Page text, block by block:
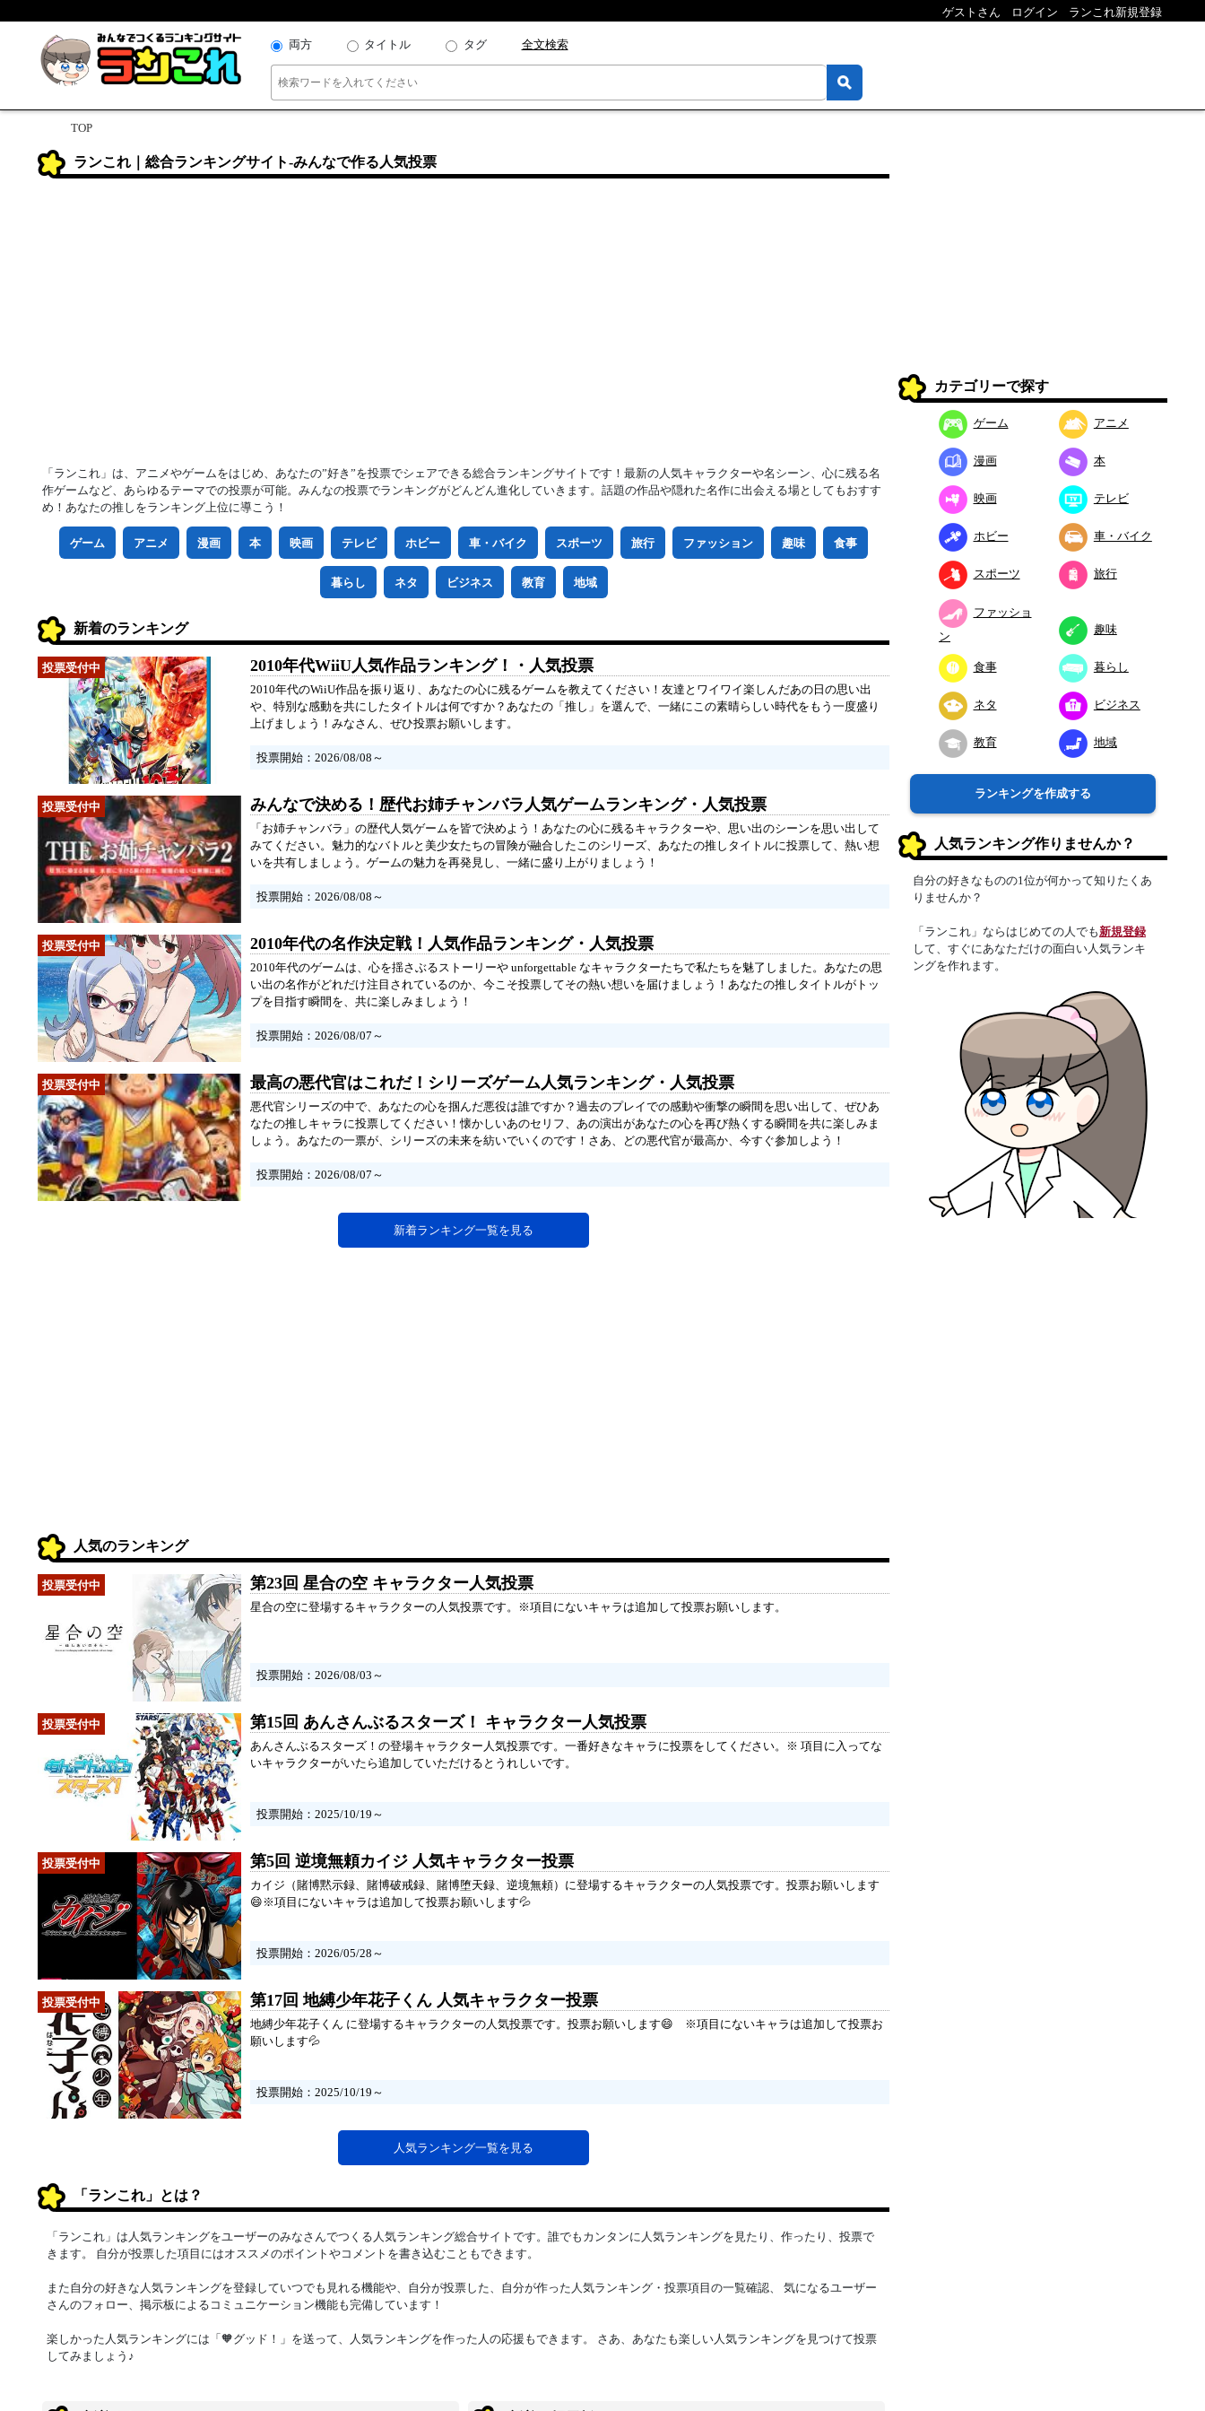
ゲストさん ログイン ランこれ新規登録
両方 タイトル タグ 全文検索
TOP
ランこれ｜総合ランキングサイト-みんなで作る人気投票
「ランこれ」は、アニメやゲームをはじめ、あなたの”好き”を投票でシェアできる総合ランキングサイトです！最新の人気キャラクターや名シーン、心に残る名
作ゲームなど、あらゆるテーマでの投票が可能。みんなの投票でランキングがどんどん進化していきます。話題の作品や隠れた名作に出会える場としてもおすす
め！あなたの推しをランキング上位に導こう！
ゲーム アニメ 漫画 本 映画 テレビ ホビー 車・バイク スポーツ 旅行 ファッション 趣味 食事
暮らし ネタ ビジネス 教育 地域
新着のランキング
2010年代WiiU人気作品ランキング！・人気投票
2010年代のWiiU作品を振り返り、あなたの心に残るゲームを教えてください！友達とワイワイ楽しんだあの日の思い出
や、特別な感動を共にしたタイトルは何ですか？あなたの「推し」を選んで、一緒にこの素晴らしい時代をもう一度盛り
上げましょう！みなさん、ぜひ投票お願いします。
投票開始：2026/08/08～
みんなで決める！歴代お姉チャンバラ人気ゲームランキング・人気投票
「お姉チャンバラ」の歴代人気ゲームを皆で決めよう！あなたの心に残るキャラクターや、思い出のシーンを思い出して
みてください。魅力的なバトルと美少女たちの冒険が融合したこのシリーズ、あなたの推しタイトルに投票して、熱い想
いを共有しましょう。ゲームの魅力を再発見し、一緒に盛り上がりましょう！
投票開始：2026/08/08～
2010年代の名作決定戦！人気作品ランキング・人気投票
2010年代のゲームは、心を揺さぶるストーリーや unforgettable なキャラクターたちで私たちを魅了しました。あなたの思
い出の名作がどれだけ注目されているのか、今こそ投票してその熱い想いを届けましょう！あなたの推しタイトルがトッ
プを目指す瞬間を、共に楽しみましょう！
投票開始：2026/08/07～
最高の悪代官はこれだ！シリーズゲーム人気ランキング・人気投票
悪代官シリーズの中で、あなたの心を掴んだ悪役は誰ですか？過去のプレイでの感動や衝撃の瞬間を思い出して、ぜひあ
なたの推しキャラに投票してください！懐かしいあのセリフ、あの演出があなたの心を再び熱くする瞬間を共に楽しみま
しょう。あなたの一票が、シリーズの未来を紡いでいくのです！さあ、どの悪代官が最高か、今すぐ参加しよう！
投票開始：2026/08/07～
新着ランキング一覧を見る
人気のランキング
第23回 星合の空 キャラクター人気投票
星合の空に登場するキャラクターの人気投票です。※項目にないキャラは追加して投票お願いします。
投票開始：2026/08/03～
第15回 あんさんぶるスターズ！ キャラクター人気投票
あんさんぶるスターズ！の登場キャラクター人気投票です。一番好きなキャラに投票をしてください。※ 項目に入ってな
いキャラクターがいたら追加していただけるとうれしいです。
投票開始：2025/10/19～
第5回 逆境無頼カイジ 人気キャラクター投票
カイジ（賭博黙示録、賭博破戒録、賭博堕天録、逆境無頼）に登場するキャラクターの人気投票です。投票お願いします
😄※項目にないキャラは追加して投票お願いします💦
投票開始：2026/05/28～
第17回 地縛少年花子くん 人気キャラクター投票
地縛少年花子くん に登場するキャラクターの人気投票です。投票お願いします😄 ※項目にないキャラは追加して投票お
願いします💦
投票開始：2025/10/19～
人気ランキング一覧を見る
「ランこれ」とは？
「ランこれ」は人気ランキングをユーザーのみなさんでつくる人気ランキング総合サイトです。誰でもカンタンに人気ランキングを見たり、作ったり、投票で
きます。 自分が投票した項目にはオススメのポイントやコメントを書き込むこともできます。
また自分の好きな人気ランキングを登録していつでも見れる機能や、自分が投票した、自分が作った人気ランキング・投票項目の一覧確認、 気になるユーザー
さんのフォロー、掲示板によるコミュニケーション機能も完備しています！
楽しかった人気ランキングには「🧡グッド！」を送って、人気ランキングを作った人の応援もできます。 さあ、あなたも楽しい人気ランキングを見つけて投票
してみましょう♪
カテゴリーで探す
ゲーム アニメ
漫画 本
映画 テレビ
ホビー 車・バイク
スポーツ 旅行
ファッショ
ン
趣味
食事 暮らし
ネタ ビジネス
教育 地域
ランキングを作成する
人気ランキング作りませんか？
自分の好きなものの1位が何かって知りたくあ
りませんか？
「ランこれ」ならはじめての人でも新規登録
して、すぐにあなただけの面白い人気ランキ
ングを作れます。